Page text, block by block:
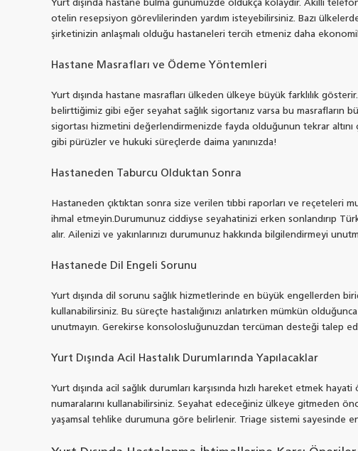
Yurt dışında hastane bulma günümüzde oldukça kolaydır. Akıllı
otelin resepsiyon görevlilerinden yardım isteyebilirsiniz. Bazı
şirketinizin anlaşmalı olduğu hastaneleri tercih etmeniz daha
Hastane Masrafları ve Ödeme Yöntemleri
Yurt dışında hastane masrafları ülkeden ülkeye büyük farklılık
belirttiğimiz gibi eğer seyahat sağlık sigortanız varsa bu masrafların
sigortası hizmetini değerlendirmenizde fayda olduğunun tekrar altını
gibi pürüzler ve hukuki süreçlerde daima yanınızda!
Hastaneden Taburcu Olduktan Sonra
Hastaneden çıktıktan sonra size verilen tıbbi raporları ve reçeteleri
ihmal etmeyin.Durumunuz ciddiyse seyahatinizi erken sonlandırıp
alır. Ailenizi ve yakınlarınızı durumunuz hakkında bilgilendirmeyi
Hastanede Dil Engeli Sorunu
Yurt dışında dil sorunu sağlık hizmetlerinde en büyük engellerden
kullanabilirsiniz. Bu süreçte hastalığınızı anlatırken mümkün
unutmayın. Gerekirse konsolosluğunuzdan tercüman desteği talep
Yurt Dışında Acil Hastalık Durumlarında Yapılacaklar
Yurt dışında acil sağlık durumları karşısında hızlı hareket etmek
numaralarını kullanabilirsiniz. Seyahat edeceğiniz ülkeye gitmeden
yaşamsal tehlike durumuna göre belirlenir. Triage sistemi sayesinde en